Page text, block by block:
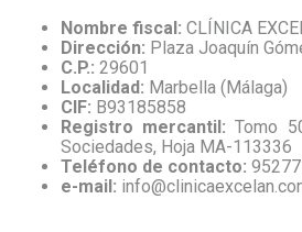
Nombre fiscal: CLÍNICA
Dirección: Plaza Joaquín
C.P.: 29601
Localidad: Marbella (Málaga)
CIF: B93185858
Registro mercantil:Tomo
Sociedades, Hoja MA-113336
Teléfono de contacto:
e-mail: